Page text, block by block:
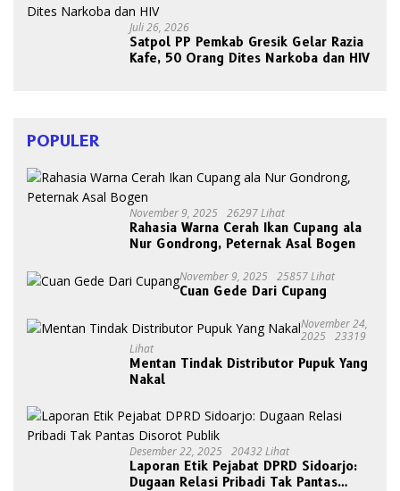
Juli 26, 2026
Satpol PP Pemkab Gresik Gelar Razia
Kafe, 50 Orang Dites Narkoba dan HIV
POPULER
November 9, 2025 26297 Lihat
Rahasia Warna Cerah Ikan Cupang ala
Nur Gondrong, Peternak Asal Bogen
November 9, 2025 25857 Lihat
Cuan Gede Dari Cupang
November 24,
2025 23319
Lihat
Mentan Tindak Distributor Pupuk Yang
Nakal
Desember 22, 2025 20432 Lihat
Laporan Etik Pejabat DPRD Sidoarjo:
Dugaan Relasi Pribadi Tak Pantas